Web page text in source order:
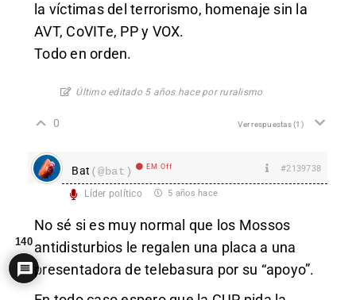
la víctimas del terrorismo, homenaje sin la
AVT, CoVITe, PP y VOX.
Todo en orden.
Último editado 5 años hace por ruralismo
0 Ver respuestas(1)
Bat (@bat) EM Off #2139738
Líder político 5 años hace
No sé si es muy normal que los Mossos
antidisturbios le regalen una placa a una
presentadora de telebasura por su “apoyo”.
140